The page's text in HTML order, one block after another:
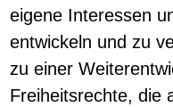
eigene Interessen
entwickeln und zu
zu einer
Freiheitsrechte, die